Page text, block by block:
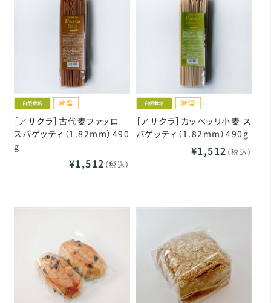
［アサクラ］古代麦ファッロ
スパゲッティ（1.82mm）490
g
¥1,512 （税込）
［アサクラ］カッペッリ小麦 ス
パゲッティ（1.82mm）490g
¥1,512 （税込）